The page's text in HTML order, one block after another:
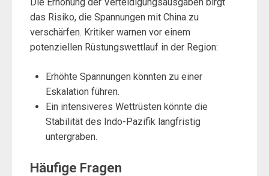
das Risiko, die Spannungen mit China zu
verschärfen. Kritiker warnen vor einem
potenziellen Rüstungswettlauf in der Region:
Erhöhte Spannungen könnten zu einer
Eskalation führen.
Ein intensiveres Wettrüsten könnte die
Stabilität des Indo-Pazifik langfristig
untergraben.
Häufige Fragen